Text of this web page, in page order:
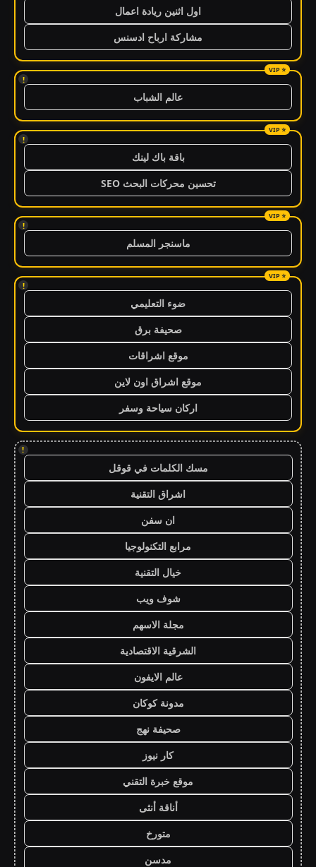
اول اثنين ريادة اعمال
مشاركة ارباح ادسنس
!
عالم الشباب
!
باقة باك لينك
تحسين محركات البحث SEO
!
ماسنجر المسلم
!
ضوء التعليمي
صحيفة برق
موقع اشراقات
موقع اشراق اون لاين
اركان سياحة وسفر
!
مسك الكلمات في قوقل
اشراق التقنية
ان سفن
مرابع التكنولوجيا
خيال التقنية
شوف ويب
مجلة الاسهم
الشرقية الاقتصادية
عالم الايفون
مدونة كوكان
صحيفة نهج
كار نيوز
موقع خبرة التقني
أناقة أنثى
متورخ
مدسن